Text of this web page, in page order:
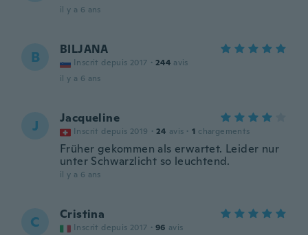
il y a 6 ans
B BILJANA
Inscrit depuis 2017 · 244 avis
il y a 6 ans
J Jacqueline
Inscrit depuis 2019 · 24 avis · 1 chargements
Früher gekommen als erwartet. Leider nur
unter Schwarzlicht so leuchtend.
il y a 6 ans
C Cristina
Inscrit depuis 2017 · 96 avis